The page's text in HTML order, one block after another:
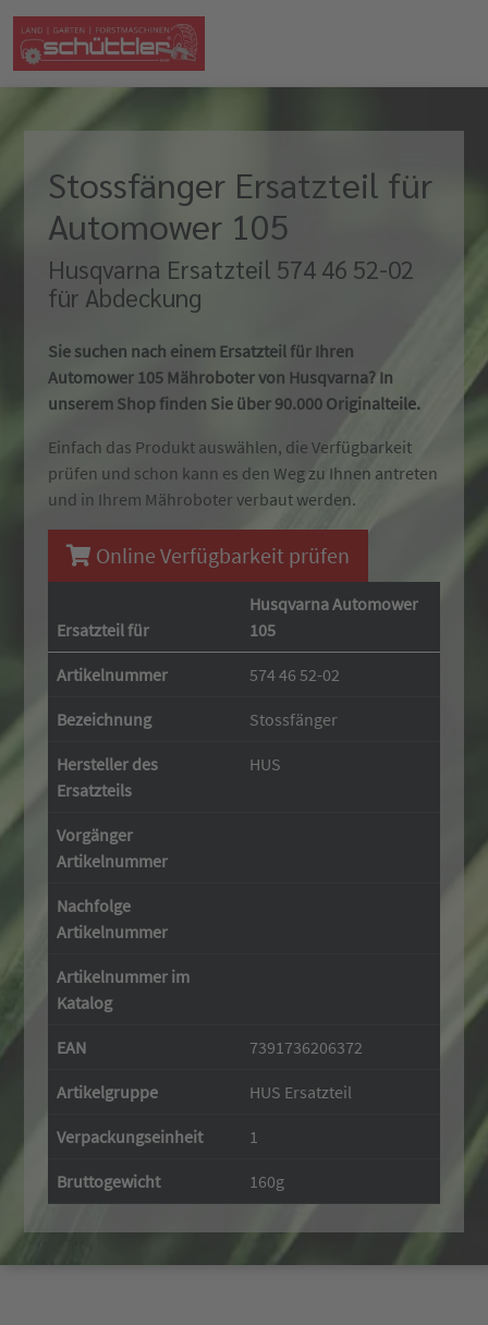
Stossfänger Ersatzteil für
Automower 105
Husqvarna Ersatzteil 574 46 52-02
für Abdeckung
Sie suchen nach einem Ersatzteil für Ihren
Automower 105 Mähroboter von Husqvarna? In
unserem Shop finden Sie über 90.000 Originalteile.
Einfach das Produkt auswählen, die Verfügbarkeit
prüfen und schon kann es den Weg zu Ihnen antreten
und in Ihrem Mähroboter verbaut werden.
Online Verfügbarkeit prüfen
Ersatzteil für
Husqvarna Automower
105
Artikelnummer 574 46 52-02
Bezeichnung Stossfänger
Hersteller des
Ersatzteils
HUS
Vorgänger
Artikelnummer
Nachfolge
Artikelnummer
Artikelnummer im
Katalog
EAN 7391736206372
Artikelgruppe HUS Ersatzteil
Verpackungseinheit 1
Bruttogewicht 160g